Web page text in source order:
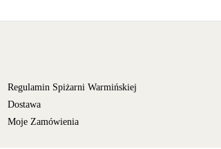
Regulamin Spiżarni Warmińskiej
Dostawa
Moje Zamówienia